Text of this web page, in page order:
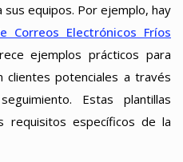
equipos. Por ejemplo, hay
Correos Electrónicos Fríos
ejemplos prácticos para
clientes potenciales a través
Estas plantillas
requisitos específicos de la